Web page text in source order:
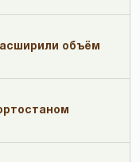
объём